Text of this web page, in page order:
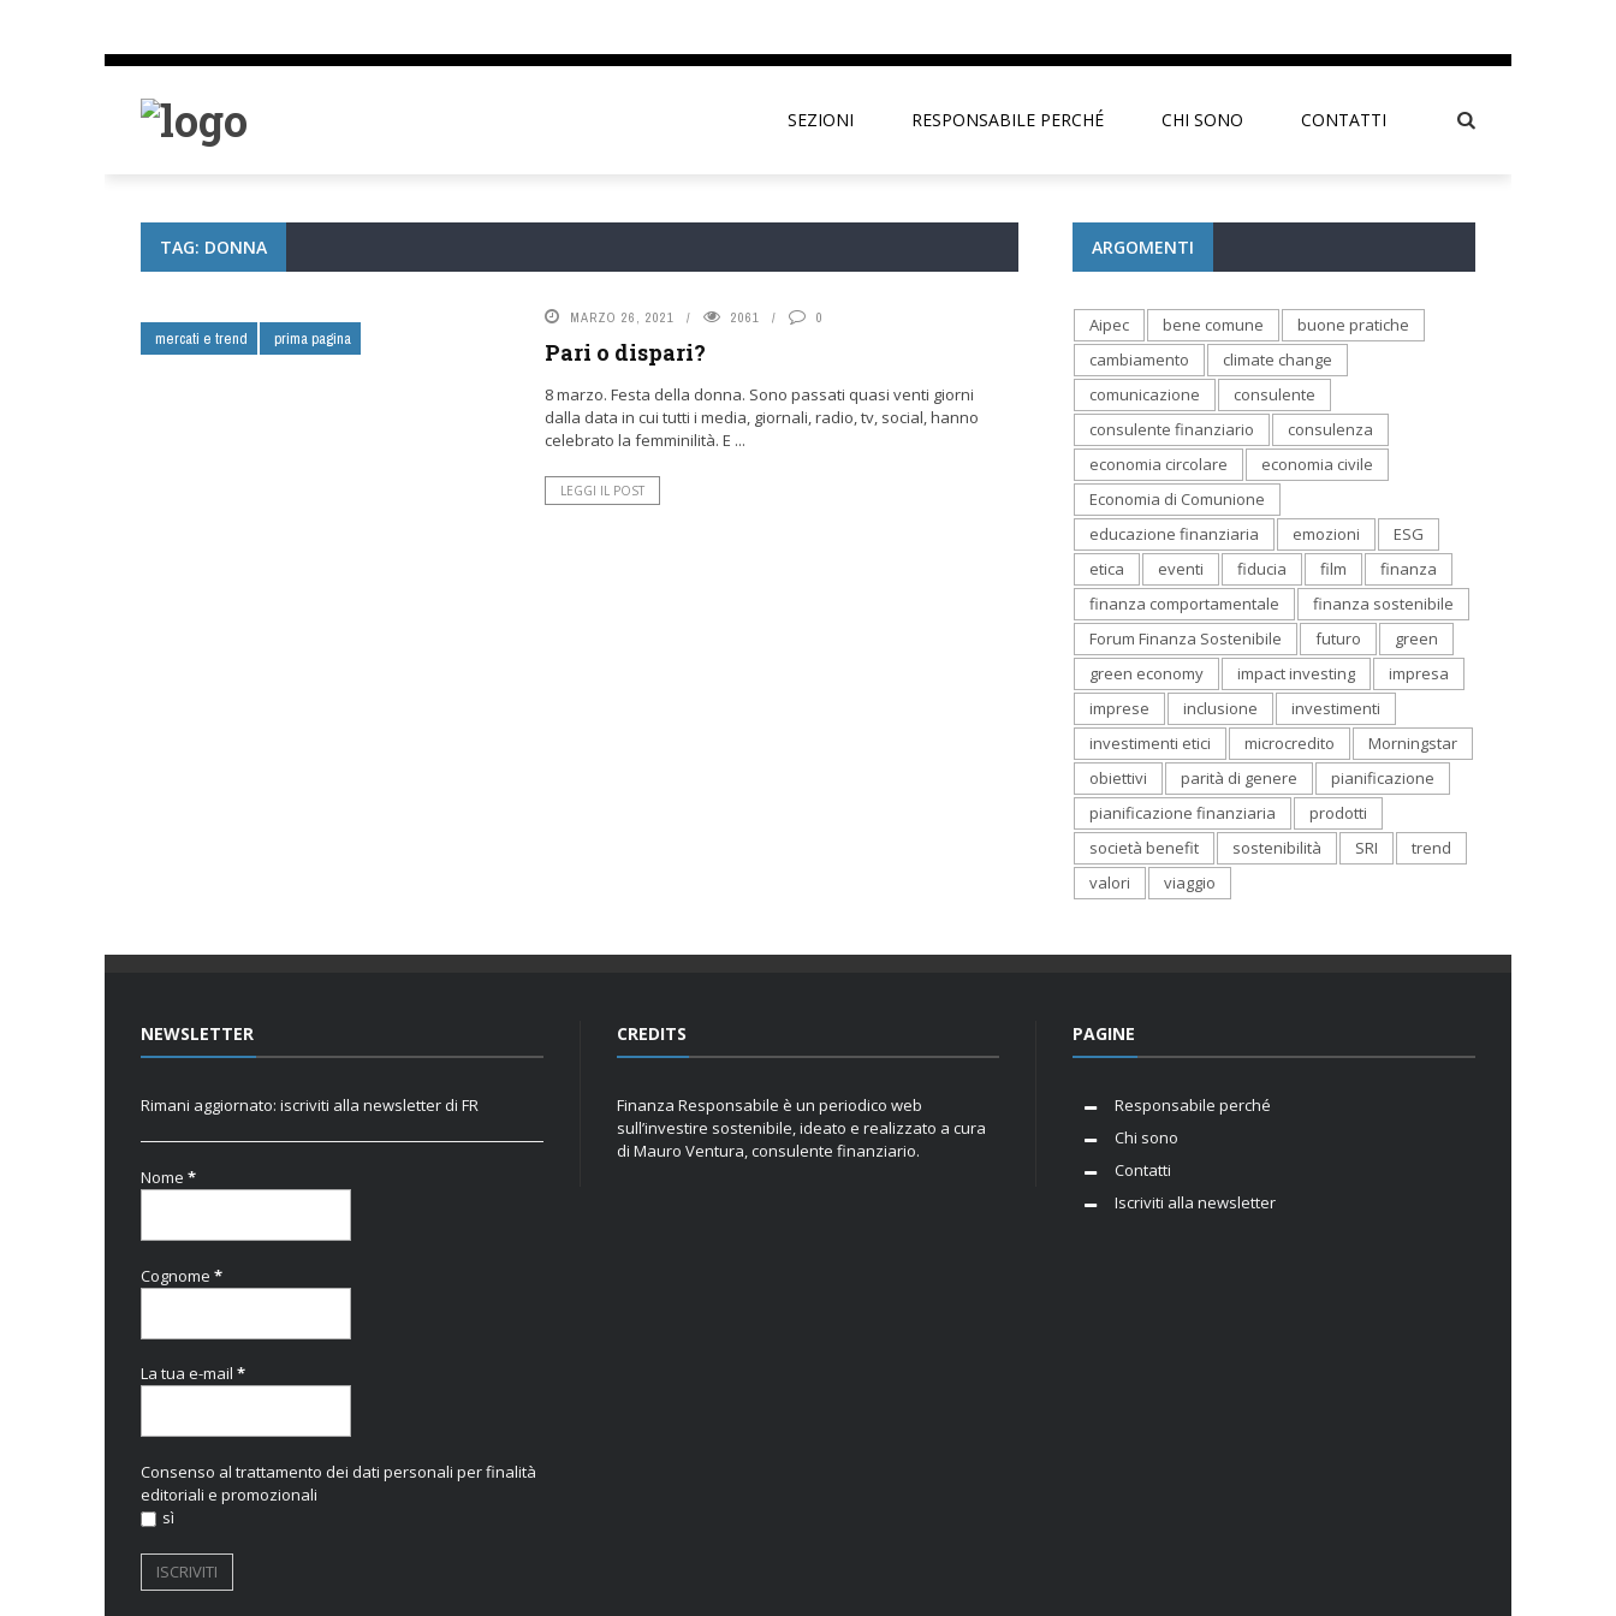
SEZIONI RESPONSABILE PERCHÉ CHI SONO CONTATTI
TAG: DONNA
mercati e trend prima pagina
MARZO 26, 2021 2061 0
Pari o dispari?
8 marzo. Festa della donna. Sono passati quasi venti giorni
dalla data in cui tutti i media, giornali, radio, tv, social, hanno
celebrato la femminilità. E ...
LEGGI IL POST
ARGOMENTI
Aipec bene comune
buone pratiche
cambiamento
climate change
comunicazione
consulente
consulente finanziario
consulenza
economia circolare
economia civile
Economia di Comunione
educazione finanziaria
emozioni
ESG
etica
eventi fiducia film
finanza
finanza comportamentale
finanza sostenibile
Forum Finanza Sostenibile
futuro
green
green economy
impact investing
impresa
imprese
inclusione
investimenti
investimenti etici
microcredito
Morningstar
obiettivi
parità di genere
pianificazione
pianificazione finanziaria
prodotti
società benefit
sostenibilità SRI
trend
valori
viaggio
NEWSLETTER
Rimani aggiornato: iscriviti alla newsletter di FR
Nome *
Cognome *
La tua e-mail *
Consenso al trattamento dei dati personali per finalità
editoriali e promozionali
sì
CREDITS
Finanza Responsabile è un periodico web
sull’investire sostenibile, ideato e realizzato a cura
di Mauro Ventura, consulente finanziario.
PAGINE
Responsabile perché
Chi sono
Contatti
Iscriviti alla newsletter